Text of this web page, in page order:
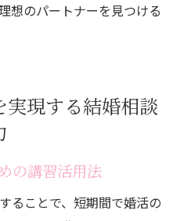
想のパートナーを見つける
現する結婚相談
の講習活用法
ることで、短期間で婚活の